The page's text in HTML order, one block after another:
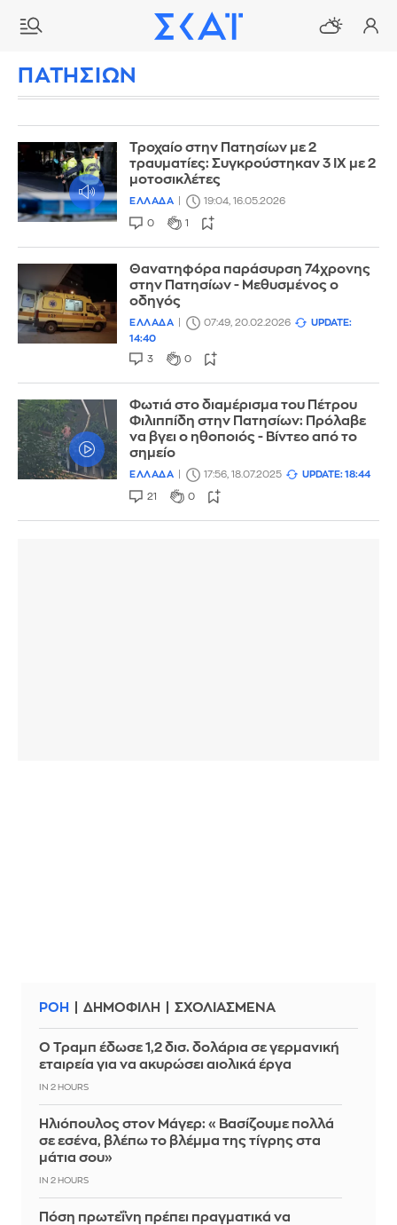
ΠΑΤΗΣΙΩΝ
Τροχαίο στην Πατησίων με 2
τραυματίες: Συγκρούστηκαν 3 ΙΧ με 2
μοτοσικλέτες
ΕΛΛΑΔΑ 19:04, 16.05.2026
0 1
Θανατηφόρα παράσυρση 74χρονης
στην Πατησίων - Μεθυσμένος ο
οδηγός
ΕΛΛΑΔΑ 07:49, 20.02.2026
UPDATE:
14:40
3 0
Φωτιά στο διαμέρισμα του Πέτρου
Φιλιππίδη στην Πατησίων: Πρόλαβε
να βγει ο ηθοποιός - Βίντεο από το
σημείο
ΕΛΛΑΔΑ 17:56, 18.07.2025 UPDATE: 18:44
21 0
ΡΟΗ ΔΗΜΟΦΙΛΗ ΣΧΟΛΙΑΣΜΕΝΑ
Ο Τραμπ έδωσε 1,2 δισ. δολάρια σε γερμανική
εταιρεία για να ακυρώσει αιολικά έργα
IN 2 HOURS
Ηλιόπουλος στον Μάγερ: «Βασίζουμε πολλά
σε εσένα, βλέπω το βλέμμα της τίγρης στα
μάτια σου»
IN 2 HOURS
Πόση πρωτεΐνη πρέπει πραγματικά να